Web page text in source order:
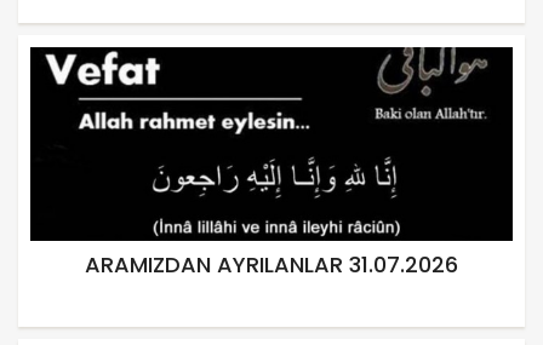
ARAMIZDAN AYRILANLAR 31.07.2026